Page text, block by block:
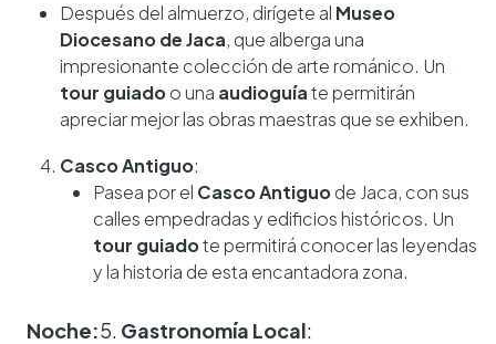
Después del almuerzo, dirígete al Museo
Diocesano de Jaca, que alberga una
impresionante colección de arte románico. Un
tour guiadoo una audioguíate permitirán
apreciar mejor las obras maestras que se exhiben.
Casco Antiguo:
Pasea por el Casco Antiguode Jaca, con sus
calles empedradas y edificios históricos. Un
tour guiadote permitirá conocer las leyendas
y la historia de esta encantadora zona.
Noche:5. Gastronomía Local: